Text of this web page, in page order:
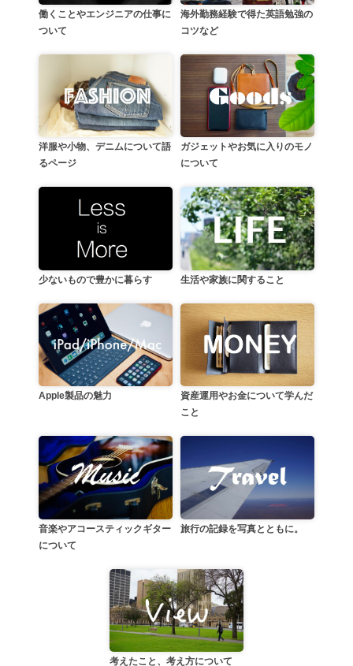
働くことやエンジニアの仕事に
ついて
海外勤務経験で得た英語勉強の
コツなど
洋服や小物、デニムについて語
るページ
ガジェットやお気に入りのモノ
について
少ないもので豊かに暮らす 生活や家族に関すること
Apple製品の魅力
資産運用やお金について学んだ
こと
音楽やアコースティックギター
について
旅行の記録を写真とともに。
考えたこと、考え方について